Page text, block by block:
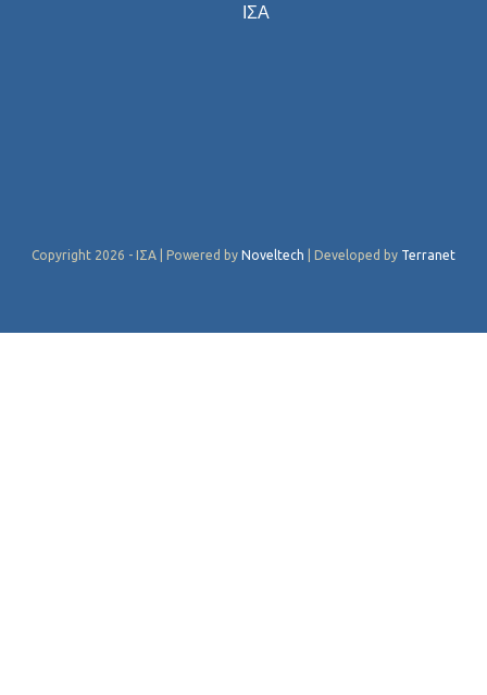
ΙΣΑ
Copyright 2026 - ΙΣΑ | Powered by Noveltech | Developed by Terranet